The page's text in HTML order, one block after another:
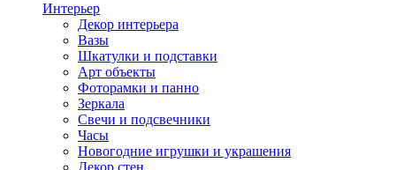
Интерьер
Декор интерьера
Вазы
Шкатулки и подставки
Арт объекты
Фоторамки и панно
Зеркала
Свечи и подсвечники
Часы
Новогодние игрушки и украшения
Декор стен